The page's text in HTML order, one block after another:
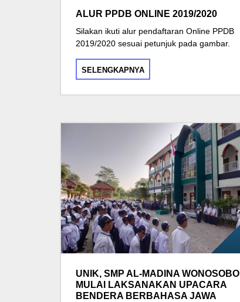
ALUR PPDB ONLINE 2019/2020
Silakan ikuti alur pendaftaran Online PPDB
2019/2020 sesuai petunjuk pada gambar.
SELENGKAPNYA
UNIK, SMP AL-MADINA WONOSOBO
MULAI LAKSANAKAN UPACARA
BENDERA BERBAHASA JAWA